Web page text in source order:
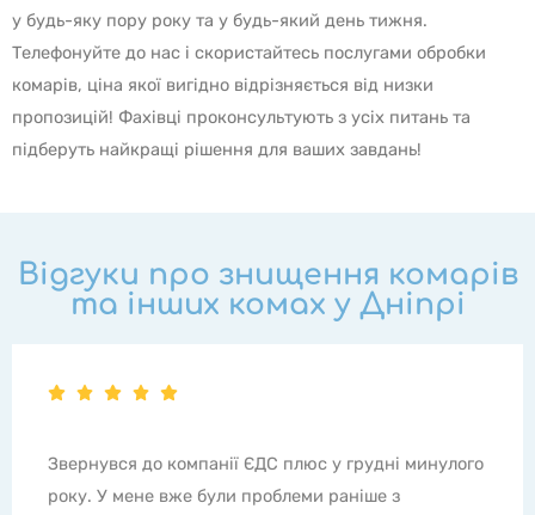
у будь-яку пору року та у будь-який день тижня.
Телефонуйте до нас і скористайтесь послугами обробки
комарів, ціна якої вигідно відрізняється від низки
пропозицій! Фахівці проконсультують з усіх питань та
підберуть найкращі рішення для ваших завдань!
Відгуки про знищення комарів
та інших комах у Дніпрі
минулого
з
Все супер! Хлопці молодці! Моя
що на балконі постійно були